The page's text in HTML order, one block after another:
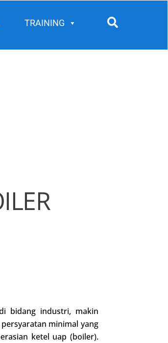
TRAINING
bidang industri, makin
minimal yang
ketel uap (boiler).